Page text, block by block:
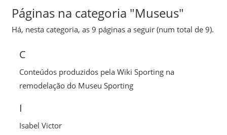
Páginas na categoria "Museus"
Há, nesta categoria, as 9 páginas a seguir (num total de 9).
C
Conteúdos produzidos pela Wiki Sporting na
remodelação do Museu Sporting
I
Isabel Victor